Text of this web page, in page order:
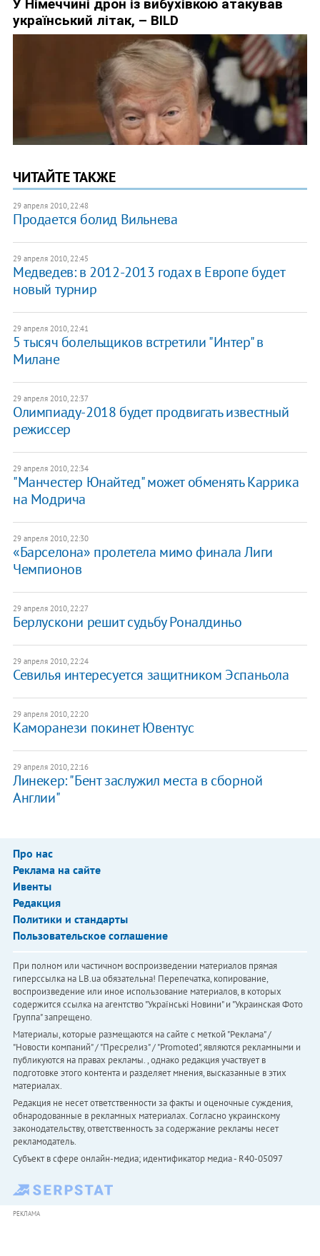
ЧИТАЙТЕ ТАКЖЕ
29 апреля 2010, 22:48
Продается болид Вильнева
29 апреля 2010, 22:45
Медведев: в 2012-2013 годах в Европе будет
новый турнир
29 апреля 2010, 22:41
5 тысяч болельщиков встретили "Интер" в
Милане
29 апреля 2010, 22:37
Олимпиаду-2018 будет продвигать известный
режиссер
29 апреля 2010, 22:34
"Манчестер Юнайтед" может обменять Каррика
на Модрича
29 апреля 2010, 22:30
«Барселона» пролетела мимо финала Лиги
Чемпионов
29 апреля 2010, 22:27
Берлускони решит судьбу Роналдиньо
29 апреля 2010, 22:24
Севилья интересуется защитником Эспаньола
29 апреля 2010, 22:20
Каморанези покинет Ювентус
29 апреля 2010, 22:16
Линекер: "Бент заслужил места в сборной
Англии"
Про нас
Реклама на сайте
Ивенты
Редакция
Политики и стандарты
Пользовательское соглашение
При полном или частичном воспроизведении материалов прямая
гиперссылка на LB.ua обязательна! Перепечатка, копирование,
воспроизведение или иное использование материалов, в которых
содержится ссылка на агентство "Українськi Новини" и "Украинская Фото
Группа" запрещено.
Материалы, которые размещаются на сайте с меткой "Реклама" /
"Новости компаний" / "Пресрелиз" / "Promoted", являются рекламными и
публикуются на правах рекламы. , однако редакция участвует в
подготовке этого контента и разделяет мнения, высказанные в этих
материалах.
Редакция не несет ответственности за факты и оценочные суждения,
обнародованные в рекламных материалах. Согласно украинскому
законодательству, ответственность за содержание рекламы несет
рекламодатель.
Субъект в сфере онлайн-медиа; идентификатор медиа - R40-05097
РЕКЛАМА